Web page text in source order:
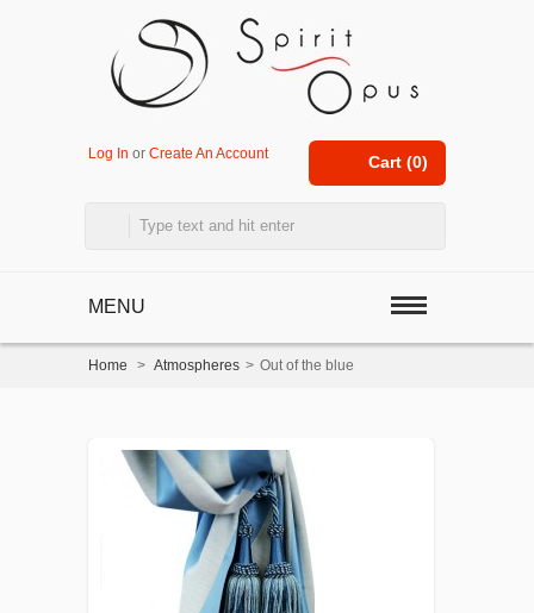
Cart (0)
Log In or Create An Account
MENU
Home > Atmospheres > Out of the blue